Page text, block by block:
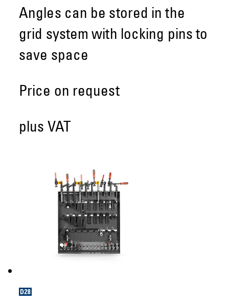
Angles can be stored in the
grid system with locking pins to
save space
Price on request
plus VAT